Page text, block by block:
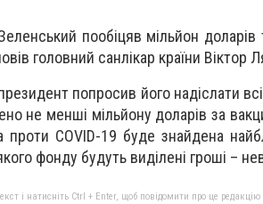
пообіцяв мільйон
головний санлікар країни Віктор
попросив його надіслати
не менші мільйону доларів за
проти COVID-19 буде знайдена
фонду будуть виділені гроші –
і натисніть Ctrl + Enter, щоб повідомити про це редакцію